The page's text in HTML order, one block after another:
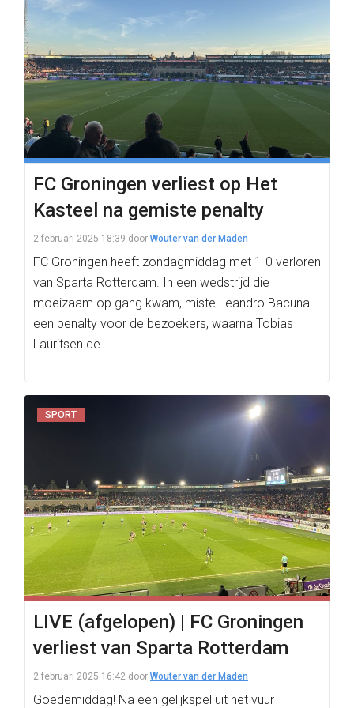
FC Groningen verliest op Het
Kasteel na gemiste penalty
2 februari 2025 18:39 door Wouter van der Maden
FC Groningen heeft zondagmiddag met 1-0 verloren
van Sparta Rotterdam. In een wedstrijd die
moeizaam op gang kwam, miste Leandro Bacuna
een penalty voor de bezoekers, waarna Tobias
Lauritsen de…
SPORT
LIVE (afgelopen) | FC Groningen
verliest van Sparta Rotterdam
2 februari 2025 16:42 door Wouter van der Maden
Goedemiddag! Na een gelijkspel uit het vuur